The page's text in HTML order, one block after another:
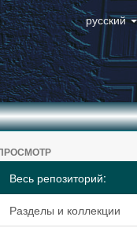
русский
Весь репозиторий:
Разделы и коллекции